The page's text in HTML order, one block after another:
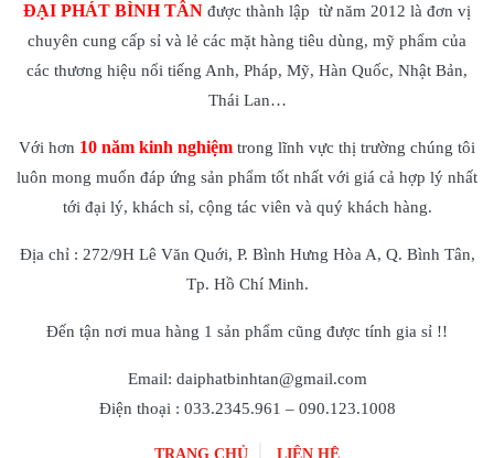
ĐẠI PHÁT BÌNH TÂN được thành lập từ năm 2012 là đơn vị
chuyên cung cấp sỉ và lẻ các mặt hàng tiêu dùng, mỹ phẩm của
các thương hiệu nổi tiếng Anh, Pháp, Mỹ, Hàn Quốc, Nhật Bản,
Thái Lan…
Với hơn 10 năm kinh nghiệm trong lĩnh vực thị trường chúng tôi
luôn mong muốn đáp ứng sản phẩm tốt nhất với giá cả hợp lý nhất
tới đại lý, khách sỉ, cộng tác viên và quý khách hàng.
Địa chỉ : 272/9H Lê Văn Quới, P. Bình Hưng Hòa A, Q. Bình Tân,
Tp. Hồ Chí Minh.
Đến tận nơi mua hàng 1 sản phẩm cũng được tính gia sỉ !!
Email: daiphatbinhtan@gmail.com
Điện thoại : 033.2345.961 – 090.123.1008
TRANG CHỦ LIÊN HỆ